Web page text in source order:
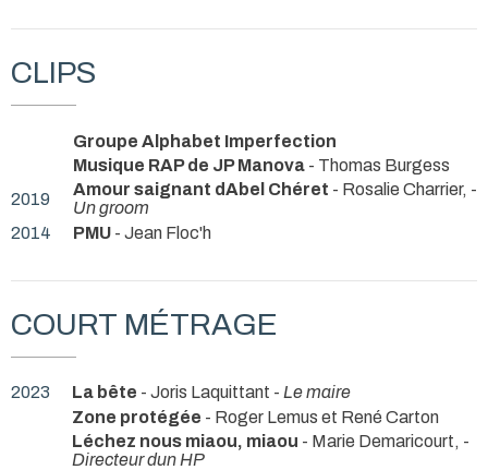
CLIPS
Groupe Alphabet Imperfection
Musique RAP de JP Manova - Thomas Burgess
2019
Amour saignant dAbel Chéret - Rosalie Charrier, -
Un groom
2014
PMU - Jean Floc'h
COURT MÉTRAGE
2023 La bête - Joris Laquittant - Le maire
Zone protégée - Roger Lemus et René Carton
Léchez nous miaou, miaou - Marie Demaricourt, -
Directeur dun HP